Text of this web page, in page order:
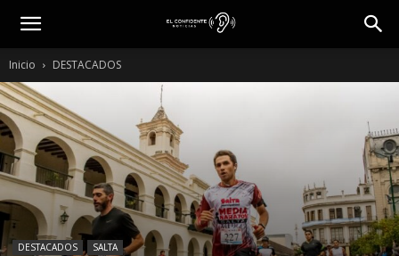
Inicio DESTACADOS
DESTACADOS SALTA